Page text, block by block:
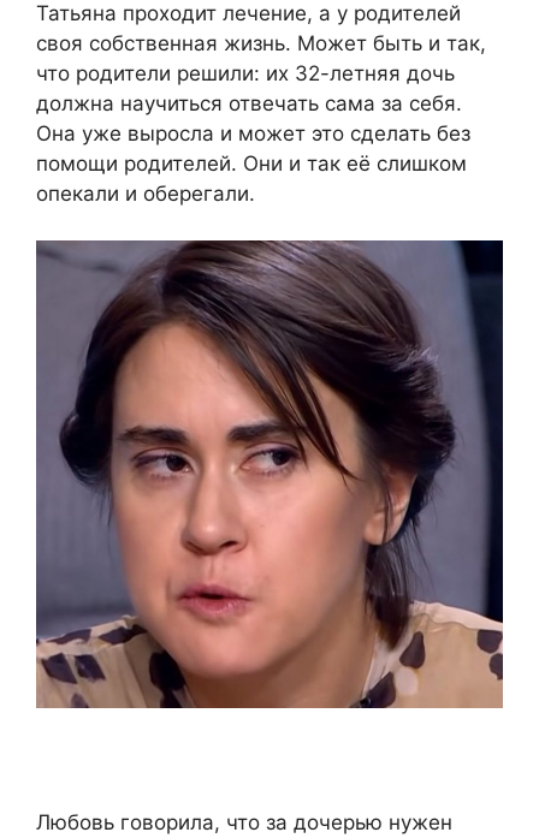
Татьяна проходит лечение, а у родителей
своя собственная жизнь. Может быть и так,
что родители решили: их 32-летняя дочь
должна научиться отвечать сама за себя.
Она уже выросла и может это сделать без
помощи родителей. Они и так её слишком
опекали и оберегали.
Любовь говорила, что за дочерью нужен